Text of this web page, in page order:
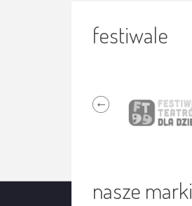
festiwale
nasze marki